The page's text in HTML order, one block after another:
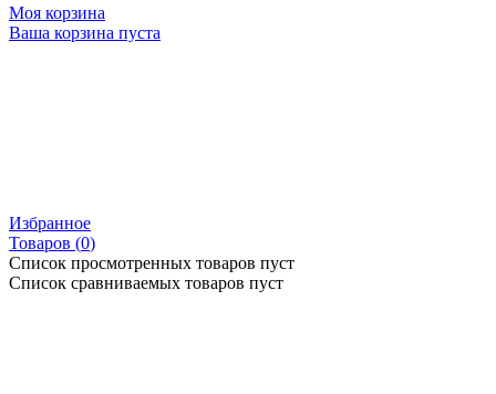
Моя корзина
Ваша корзина пуста
Избранное
Товаров (0)
Список просмотренных товаров пуст
Список сравниваемых товаров пуст